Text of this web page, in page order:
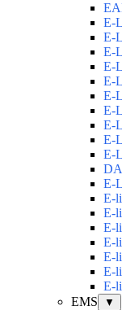
E-
E-
E-
E-
E-
E-
E-
E-
E-
E-
E-
E-
E-
E-
E-
E-
E-
E-
EMS
▼